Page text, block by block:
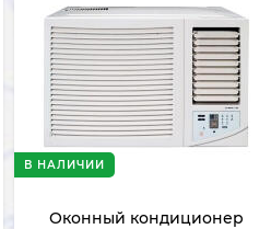
Оконный кондиционер
В НАЛИЧИИ